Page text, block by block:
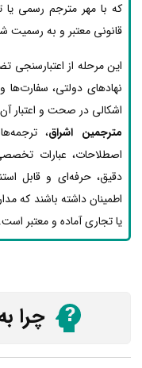
که با مهر مترجم رسمی یا
قانونی معتبر و به رسمیت
این مرحله از
نهادهای دولتی، سفارت‌ها
اشکالی در صحت و اعتبار
مترجمین اشراق،
اصطلاحات، عبارات
دقیق، حرفه‌ای و قابل
اطمینان داشته باشند که
یا تجاری آماده و معتبر است.
چرا